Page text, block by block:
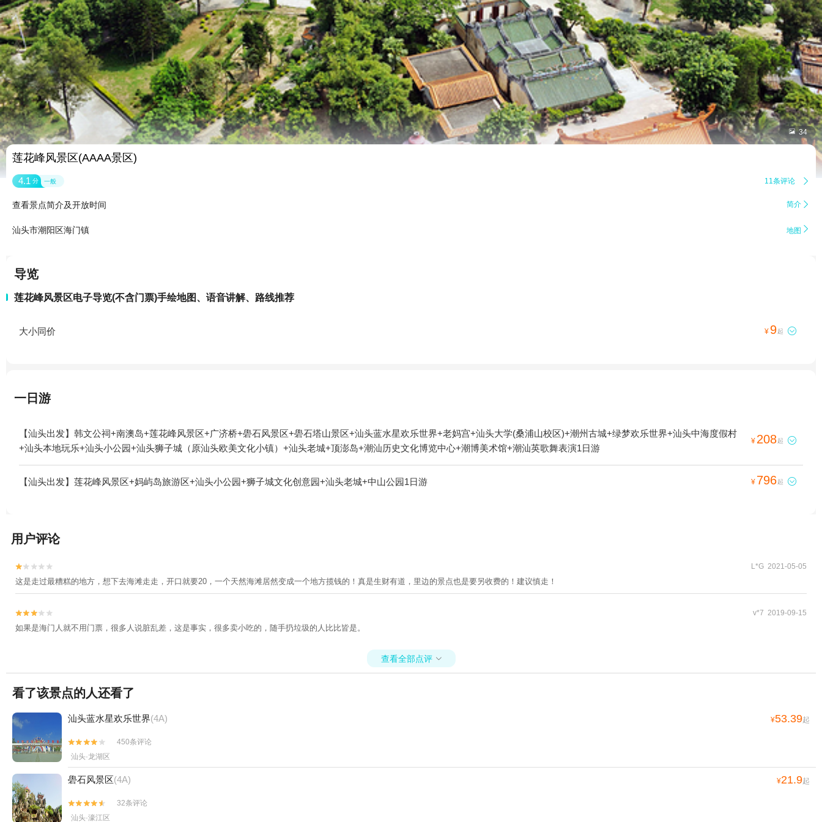
 34
莲花峰风景区(AAAA景区)
4.1 分 一般 11条评论 
查看景点简介及开放时间 简介 
汕头市潮阳区海门镇 地图 
导览
莲花峰风景区电子导览(不含门票)手绘地图、语音讲解、路线推荐
大小同价 ¥ 9起 
一日游
【汕头出发】韩文公祠+南澳岛+莲花峰风景区+广济桥+礐石风景区+礐石塔山景区+汕头蓝水星欢乐世界+老妈宫+汕头大学(桑浦山校区)+潮州古城+绿梦欢乐世界+汕头中海度假村
+汕头本地玩乐+汕头小公园+汕头狮子城（原汕头欧美文化小镇）+汕头老城+顶澎岛+潮汕历史文化博览中心+潮博美术馆+潮汕英歌舞表演1日游
¥ 208起 
【汕头出发】莲花峰风景区+妈屿岛旅游区+汕头小公园+狮子城文化创意园+汕头老城+中山公园1日游 ¥ 796起 
用户评论

 L*G 2021-05-05
这是走过最糟糕的地方，想下去海滩走走，开口就要20，一个天然海滩居然变成一个地方揽钱的！真是生财有道，里边的景点也是要另收费的！建议慎走！

 v*7 2019-09-15
如果是海门人就不用门票，很多人说脏乱差，这是事实，很多卖小吃的，随手扔垃圾的人比比皆是。
查看全部点评 
看了该景点的人还看了
汕头蓝水星欢乐世界(4A) ¥53.39起


450条评论
汕头·龙湖区
礐石风景区(4A) ¥21.9起


32条评论
汕头·濠江区